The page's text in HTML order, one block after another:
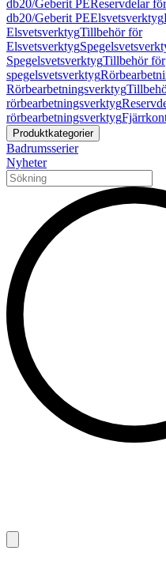
db20/Geberit PEReservdelar
db20/Geberit PEElsvetsverktyg
ElsvetsverktygTillbehör för
Elsvetsverktyg
SpegelsvetsverktygTillbehör för
spegelsvetsverktyg
Rörbearbetningsverktyg
rörbearbetningsverktyg
rörbearbetningsverktyg
Produktkategorier
Badrumsserier
Nyheter